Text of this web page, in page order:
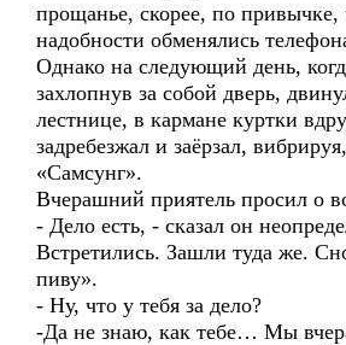
прощанье, скорее, по привычке,
надобности обменялись
Однако на следующий день,
захлопнув за собой дверь,
лестнице, в кармане куртки
задребезжал и заёрзал,
«Самсунг».
Вчерашний приятель просил о
- Дело есть, - сказал он
Встретились. Зашли туда же.
пиву».
- Ну, что у тебя за дело?
-Да не знаю, как тебе… Мы